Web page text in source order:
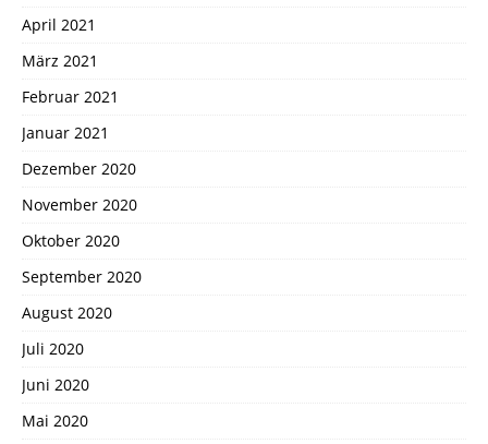
April 2021
März 2021
Februar 2021
Januar 2021
Dezember 2020
November 2020
Oktober 2020
September 2020
August 2020
Juli 2020
Juni 2020
Mai 2020